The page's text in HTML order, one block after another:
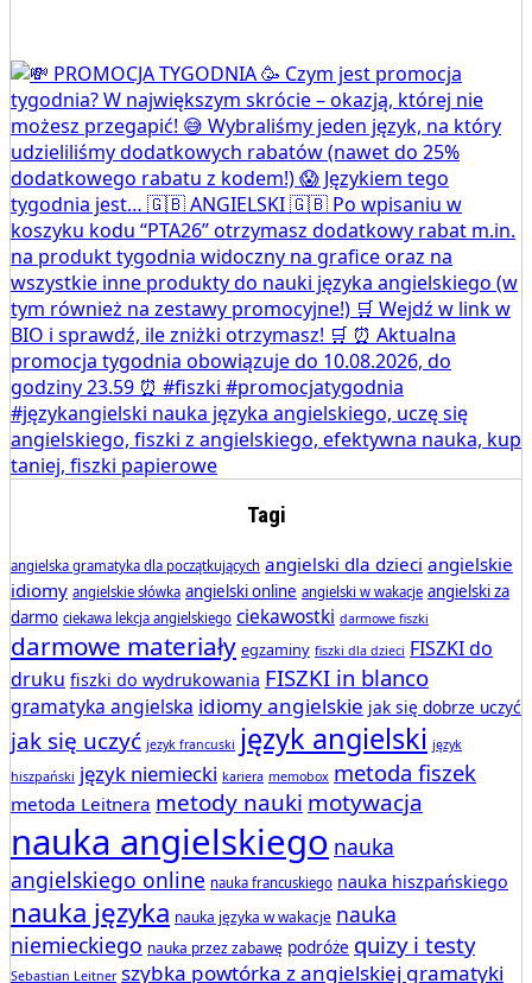
Tagi
angielska gramatyka dla początkujących angielski dla dzieci angielskie
idiomy angielskie słówka angielski online angielski w wakacje angielski za
darmo ciekawa lekcja angielskiego ciekawostki darmowe fiszki
darmowe materiały egzaminy fiszki dla dzieci FISZKI do
druku fiszki do wydrukowania FISZKI in blanco
gramatyka angielska idiomy angielskie jak się dobrze uczyć
jak się uczyć jezyk francuski język angielski język
hiszpański język niemiecki kariera memobox metoda fiszek
metoda Leitnera metody nauki motywacja
nauka angielskiego nauka
angielskiego online nauka francuskiego nauka hiszpańskiego
nauka języka nauka języka w wakacje nauka
niemieckiego nauka przez zabawę podróże quizy i testy
Sebastian Leitner szybka powtórka z angielskiej gramatyki